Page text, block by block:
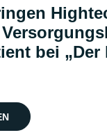
bei